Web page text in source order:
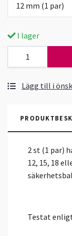
12 mm (1 par)
I lager
Lägg till i
2 st (1 par)
12, 15, 18
Testat